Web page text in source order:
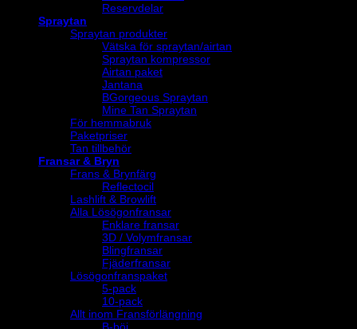
Reservdelar
Spraytan
Spraytan produkter
Vätska för spraytan/airtan
Spraytan kompressor
Airtan paket
Jantana
BGorgeous Spraytan
Mine Tan Spraytan
För hemmabruk
Paketpriser
Tan tillbehör
Fransar & Bryn
Frans & Brynfärg
Reflectocil
Lashlift & Browlift
Alla Lösögonfransar
Enklare fransar
3D / Volymfransar
Blingfransar
Fjäderfransar
Lösögonfranspaket
5-pack
10-pack
Allt inom Fransförlängning
B-böj